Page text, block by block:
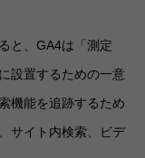
と、GA4は「測定
設置するための一意
機能を追跡するため
サイト内検索、ビデ